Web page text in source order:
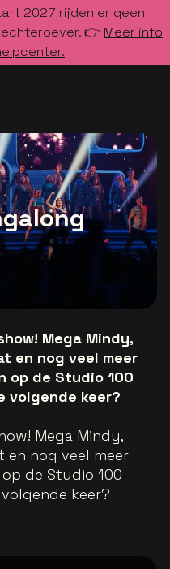
2027 rijden er geen
👉 Meer info
Mega Mindy,
en nog veel meer
op de Studio 100
volgende keer?
Mega Mindy,
en nog veel meer
de Studio 100
keer?